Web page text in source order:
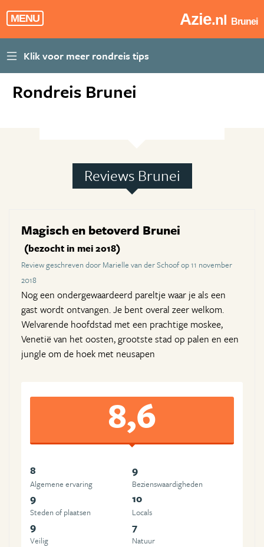
MENU Azie.nl Brunei
Rondreis Brunei
Reviews Brunei
Magisch en betoverd Brunei
(bezocht in mei 2018)
Review geschreven door Marielle van der Schoof op 11 november
2018
Nog een ondergewaardeerd pareltje waar je als een
gast wordt ontvangen. Je bent overal zeer welkom.
Welvarende hoofdstad met een prachtige moskee,
Venetië van het oosten, grootste stad op palen en een
jungle om de hoek met neusapen
8,6
8
Algemene ervaring
9
Beziens­waardigheden
9
Steden of plaatsen
10
Locals
9
Veilig
7
Natuur